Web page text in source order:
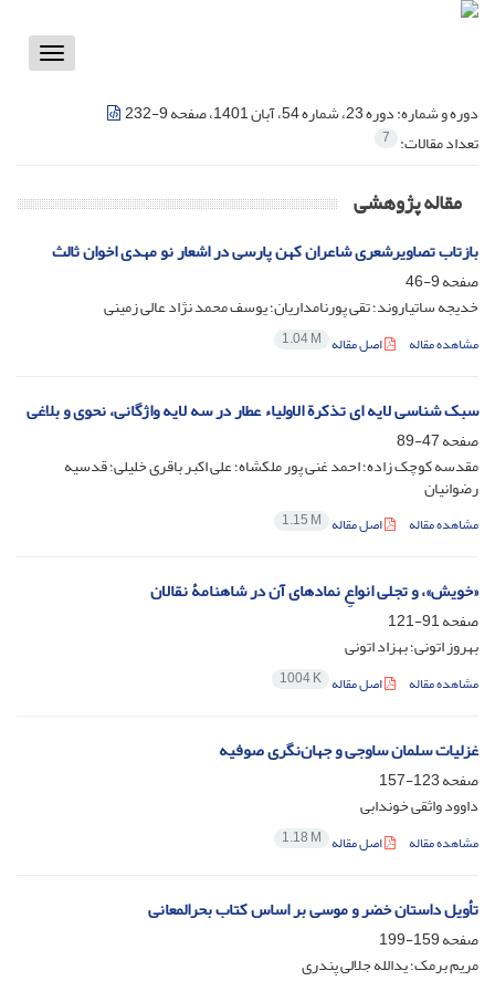
Toggle
دوره و شماره:دوره 23، شماره 54، آبان 1401، صفحه 9-232
تعداد مقالات: 7
مقاله پژوهشی
بازتاب تصاویرشعری شاعران کهن پارسی در اشعار نو مهدی اخوان ثالث
صفحه9-46
خدیجه ساتیاروند؛ تقی پورنامداریان؛ یوسف محمد نژاد عالی زمینی
مشاهده مقاله اصل مقاله 1.04 M
سبک شناسی لایه ای تذکرة الاولیاء عطار در سه لایه واژگانی، نحوی و بلاغی
صفحه47-89
مقدسه کوچک زاده؛ احمد غنی پور ملکشاه؛ علی اکبر باقری خلیلی؛ قدسیه
رضوانیان
مشاهده مقاله اصل مقاله 1.15 M
«خویش»، و تجلی انواعِ نماد‌های آن در شاهنامۀ نقالان
صفحه91-121
بهروز اتونی؛ بهزاد اتونی
مشاهده مقاله اصل مقاله 1004 K
غزلیات سلمان ساوجی و جهان‌نگری صوفیه
صفحه123-157
داوود واثقی خوندابی
مشاهده مقاله اصل مقاله 1.18 M
تأویل داستان خضر و موسی بر اساس کتاب بحرالمعانی
صفحه159-199
مریم برمک؛ یدالله جلالی پندری